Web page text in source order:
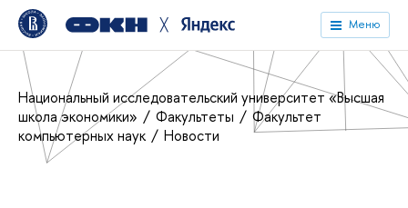
╳ Меню
Национальный исследовательский университет «Высшая
школа экономики»
Факультеты
Факультет
компьютерных наук
Новости